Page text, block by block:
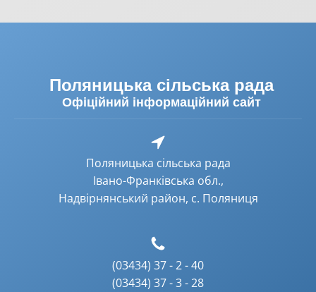
Поляницька сільська рада
Офіційний інформаційний сайт
Поляницька сільська рада
Івано-Франківська обл.,
Надвірнянський район, с. Поляниця
(03434) 37 - 2 - 40
(03434) 37 - 3 - 28